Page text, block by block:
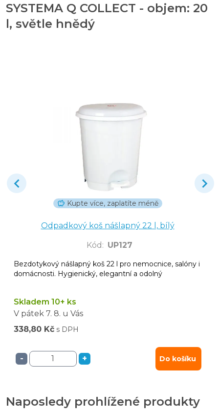
SYSTEMA Q COLLECT - objem: 20
l, světle hnědý
Kupte více, zaplatíte méně
Odpadkový koš nášlapný 22 l, bílý
Kód : UP127
Bezdotykový nášlapný koš 22 l pro nemocnice, salóny i
domácnosti. Hygienický, elegantní a odolný
Skladem 10+ ks
V pátek 7. 8. u Vás
338,80 Kč s DPH
- + Do košíku
Naposledy prohlížené produkty